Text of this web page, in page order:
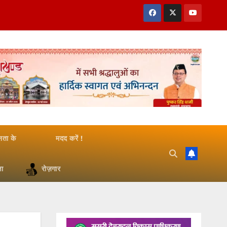
के मदद करें !
रोज़गार